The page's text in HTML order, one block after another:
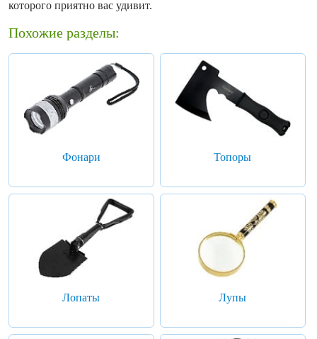
которого приятно вас удивит.
Похожие разделы:
Фонари Топоры
Лопаты Лупы